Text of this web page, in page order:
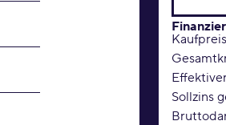
Kaufpreis
Sollzins